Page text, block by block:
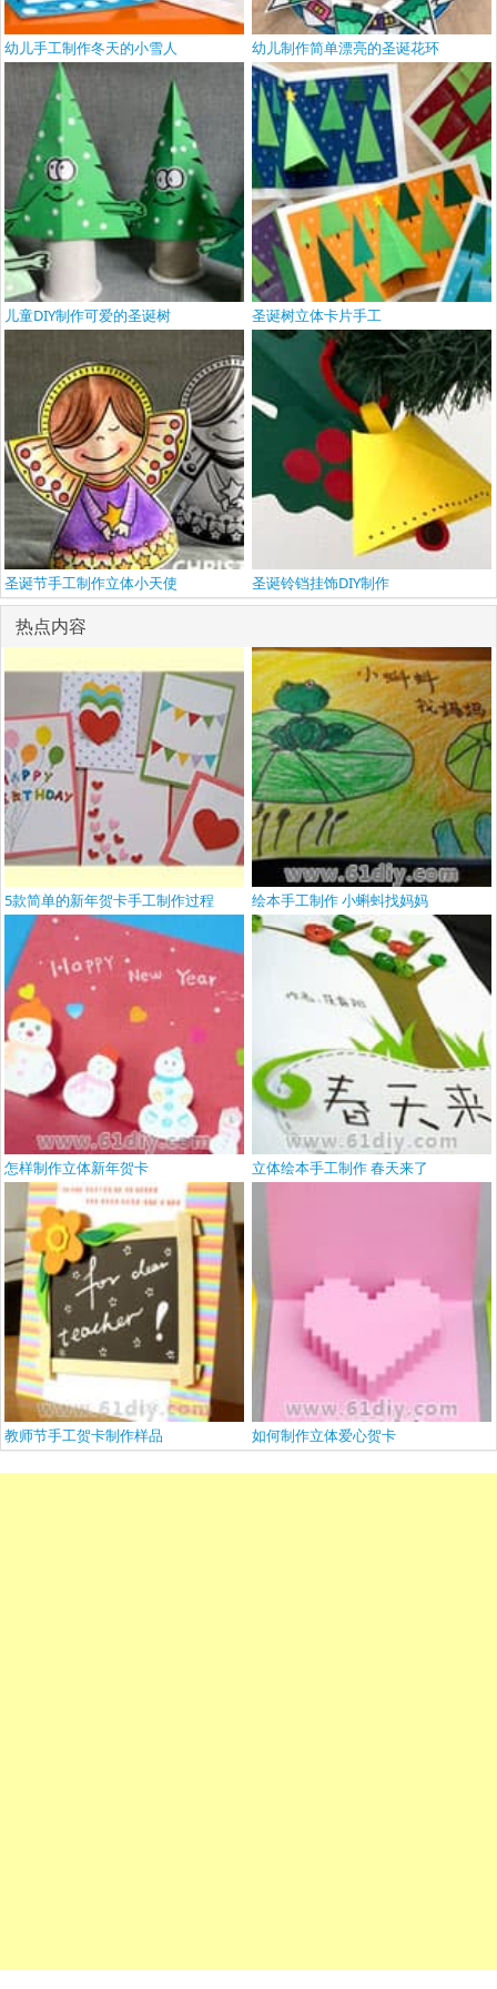
幼儿手工制作冬天的小雪人 幼儿制作简单漂亮的圣诞花环
儿童DIY制作可爱的圣诞树 圣诞树立体卡片手工
圣诞节手工制作立体小天使 圣诞铃铛挂饰DIY制作
热点内容
5款简单的新年贺卡手工制作过程 绘本手工制作 小蝌蚪找妈妈
怎样制作立体新年贺卡 立体绘本手工制作 春天来了
教师节手工贺卡制作样品 如何制作立体爱心贺卡